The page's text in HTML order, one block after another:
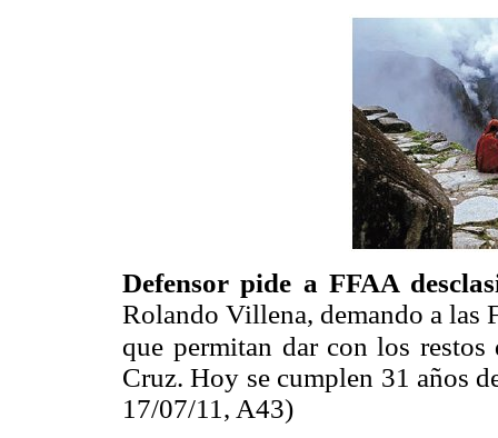
Defensor pide a FFAA
Rolando Villena, demando a las
que permitan dar con los
Cruz. Hoy se cumplen 31 años
17/07/11, A43)